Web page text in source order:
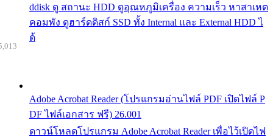
ddisk ดู สถานะ HDD ดูอุณหภูมิเครื่อง ความเร็ว หาสาเหต
คอมพัง ดูฮาร์ดดิสก์ SSD ทั้ง Internal และ External HDD ไ
ด้
Adobe Acrobat Reader (โปรแกรมอ่านไฟล์ PDF เปิดไฟล์ P
DF ไฟล์เอกสาร ฟรี) 26.001
ดาวน์โหลดโปรแกรม Adobe Acrobat Reader เพื่อไว้เปิดไฟ